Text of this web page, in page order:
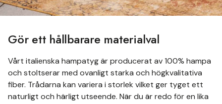
Gör ett hållbarare materialval
Vårt italienska hampatyg är producerat av 100% hampa
och stoltserar med ovanligt starka och högkvalitativa
fiber. Trådarna kan variera i storlek vilket ger tyget ett
naturligt och härligt utseende. När du är redo för en lika